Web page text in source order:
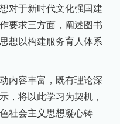
对于新时代文化强国建
要求三方面，阐述图书
想以构建服务育人体系
内容丰富，既有理论深
，将以此学习为契机，
社会主义思想凝心铸